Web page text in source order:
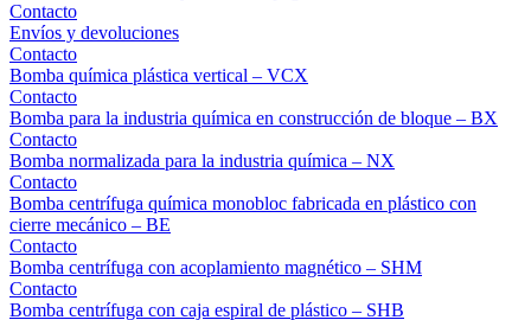
Contacto
Envíos y devoluciones
Contacto
Bomba química plástica vertical – VCX
Contacto
Bomba para la industria química en construcción de bloque – BX
Contacto
Bomba normalizada para la industria química – NX
Contacto
Bomba centrífuga química monobloc fabricada en plástico con
cierre mecánico – BE
Contacto
Bomba centrífuga con acoplamiento magnético – SHM
Contacto
Bomba centrífuga con caja espiral de plástico – SHB